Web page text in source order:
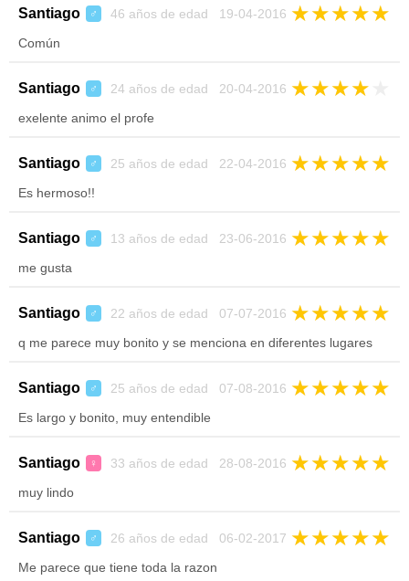
Santiago ♂ 46 años de edad 19-04-2016 ★★★★★
Común
Santiago ♂ 24 años de edad 20-04-2016 ★★★★
exelente animo el profe
Santiago ♂ 25 años de edad 22-04-2016 ★★★★★
Es hermoso!!
Santiago ♂ 13 años de edad 23-06-2016 ★★★★★
me gusta
Santiago ♂ 22 años de edad 07-07-2016 ★★★★★
q me parece muy bonito y se menciona en diferentes lugares
Santiago ♂ 25 años de edad 07-08-2016 ★★★★★
Es largo y bonito, muy entendible
Santiago ♀ 33 años de edad 28-08-2016 ★★★★★
muy lindo
Santiago ♂ 26 años de edad 06-02-2017 ★★★★★
Me parece que tiene toda la razon